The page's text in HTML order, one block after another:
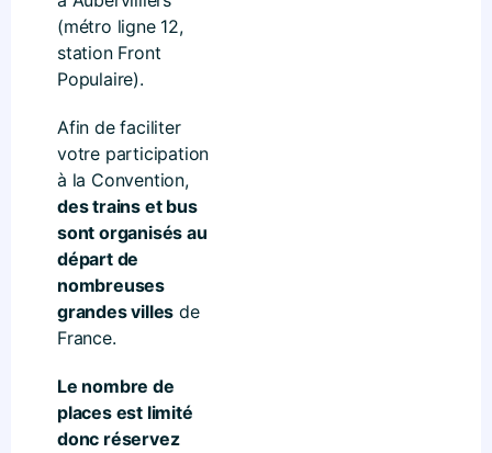
(métro ligne 12,
station Front
Populaire).
Afin de faciliter
votre participation
à la Convention,
des trains et bus
sont organisés au
départ de
nombreuses
grandes villes de
France.
Le nombre de
places est limité
donc réservez